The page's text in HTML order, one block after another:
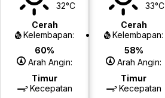
32°C
Cerah
Kelembapan:
60%
Arah Angin:
Timur
Kecepatan
33°C
Cerah
Kelembapan:
58%
Arah Angin:
Timur
Kecepatan